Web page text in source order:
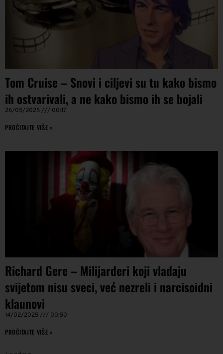
Tom Cruise – Snovi i ciljevi su tu kako bismo
ih ostvarivali, a ne kako bismo ih se bojali
26/05/2025 00:17
PROČITAJTE VIŠE »
Richard Gere – Milijarderi koji vladaju
svijetom nisu sveci, već nezreli i narcisoidni
klaunovi
14/02/2025 00:50
PROČITAJTE VIŠE »